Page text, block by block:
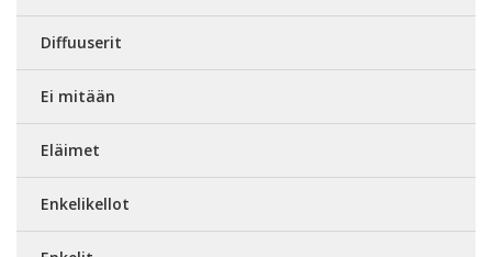
Diffuuserit
Ei mitään
Eläimet
Enkelikellot